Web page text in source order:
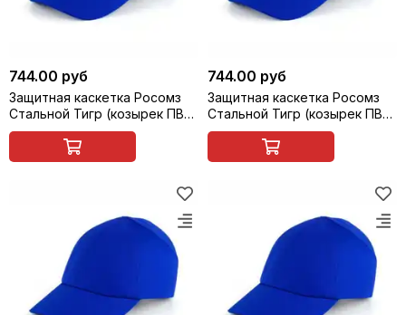
744.00 руб
Защитная каскетка Росомз
Стальной Тигр (козырек ПВХ,
прозрачно-серый, 65 мм),
васильковая, арт. 95309
744.00 руб
Защитная каскетка Росомз
Стальной Тигр (козырек ПВХ,
прозрачно-серый, 65 мм),
серая, арт. 95311